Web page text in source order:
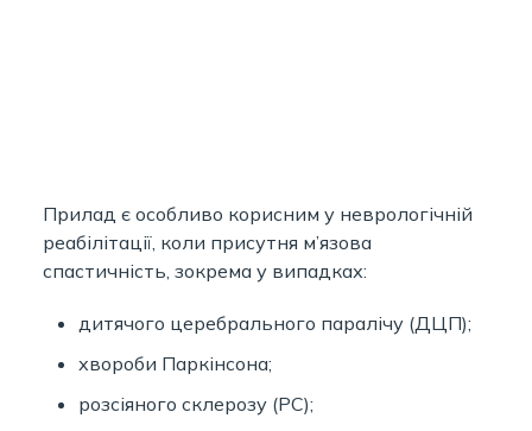
Прилад є особливо корисним у неврологічній
реабілітації, коли присутня м’язова
спастичність, зокрема у випадках:
дитячого церебрального паралічу (ДЦП);
хвороби Паркінсона;
розсіяного склерозу (РС);